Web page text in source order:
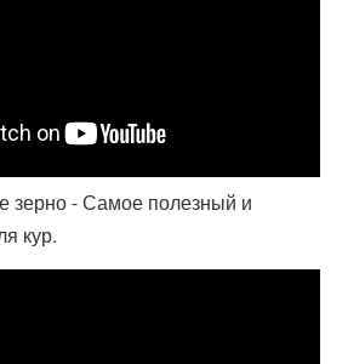
зерно - Самое полезный и
кур.